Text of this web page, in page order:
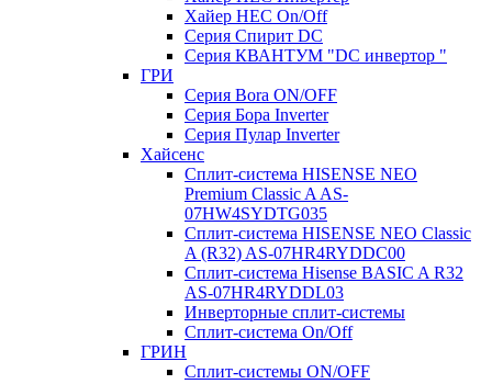
Хайер HEC On/Off
Серия Спирит DC
Серия КВАНТУМ "DC инвертор "
ГРИ
Серия Bora ON/OFF
Серия Бора Inverter
Серия Пулар Inverter
Хайсенс
Сплит-система HISENSE NEO
Premium Classic A AS-
07HW4SYDTG035
Сплит-система HISENSE NEO Classic
A (R32) AS-07HR4RYDDC00
Сплит-система Hisense BASIC A R32
AS-07HR4RYDDL03
Инверторные сплит-системы
Сплит-система On/Off
ГРИН
Сплит-системы ON/OFF